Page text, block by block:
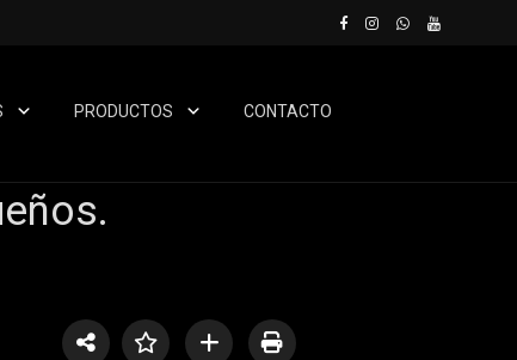
PRODUCTOS CONTACTO